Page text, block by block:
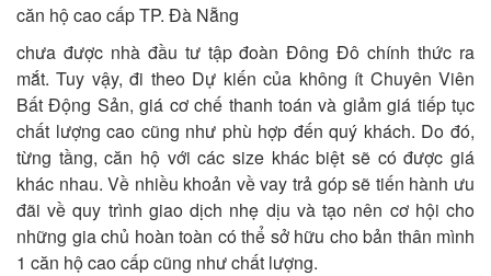
căn hộ cao cấp TP. Đà Nẵng
chưa được nhà đầu tư tập đoàn Đông Đô chính thức ra
mắt. Tuy vậy, đi theo Dự kiến của không ít Chuyên Viên
Bất Động Sản, giá cơ chế thanh toán và giảm giá tiếp tục
chất lượng cao cũng như phù hợp đến quý khách. Do đó,
từng tầng, căn hộ với các size khác biệt sẽ có được giá
khác nhau. Về nhiều khoản về vay trả góp sẽ tiến hành ưu
đãi về quy trình giao dịch nhẹ dịu và tạo nên cơ hội cho
những gia chủ hoàn toàn có thể sở hữu cho bản thân mình
1 căn hộ cao cấp cũng như chất lượng.